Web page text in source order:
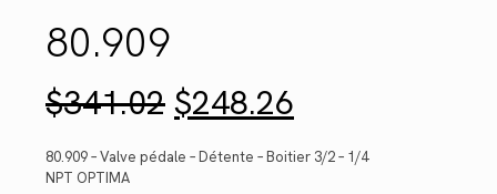
80.909
$341.02 Le
prix
initial
était :
$248.26prix
actuel
est :
80.909 – Valve pédale – Détente – Boitier 3/2 – 1/4
NPT OPTIMA